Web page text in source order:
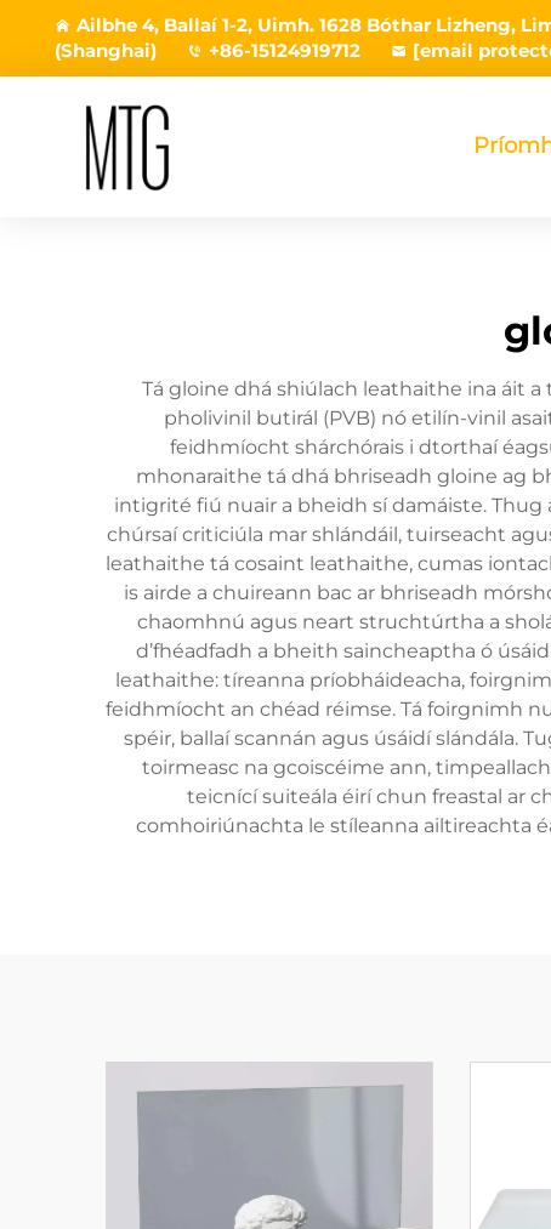
Ailbhe 4, Ballaí 1-2, Uimh. 1628 Bóthar Lizheng,
(Shanghai)
+86-15124919712 [email
Tá gloine dhá shiúlach leathaithe ina áit
pholivinil butirál (PVB) nó etilín-vinil
feidhmíocht shárchórais i dtorthaí
mhonaraithe tá dhá bhriseadh gloine ag
intigrité fiú nuair a bheidh sí damáiste.
chúrsaí criticiúla mar shlándáil, tuirseacht
leathaithe tá cosaint leathaithe, cumas
is airde a chuireann bac ar bhriseadh
chaomhnú agus neart struchtúrtha a
d’fhéadfadh a bheith saincheaptha ó
leathaithe: tíreanna príobháideacha,
feidhmíocht an chéad réimse. Tá foirgnimh
spéir, ballaí scannán agus úsáidí slándála.
toirmeasc na gcoiscéime ann,
teicnící suiteála éirí chun freastal ar
comhoiriúnachta le stíleanna ailtireachta